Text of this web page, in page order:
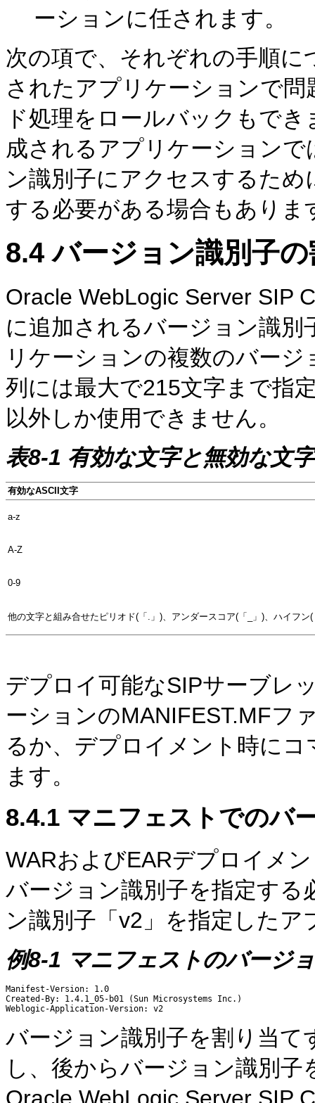
ーションに任されます。
次の項で、それぞれの手順
されたアプリケーションで
ド処理をロールバックもで
成されるアプリケーション
ン識別子にアクセスするため
する必要がある場合もありま
8.4 バージョン識別子の
Oracle WebLogic Server SIP
に追加されるバージョン識
リケーションの複数のバー
列には最大で215文字まで指
以外しか使用できません。
表8-1 有効な文字と無効な文字
有効なASCII文字
a-z
A-Z
0-9
他の文字と組み合せたピリオド(「.」)、アンダースコア(「_」)、ハイフン(
デプロイ可能なSIPサーブレ
ーションのMANIFEST.MFフ
るか、デプロイメント時に
ます。
8.4.1 マニフェストでのバ
WARおよびEARデプロイメ
バージョン識別子を指定する
ン識別子「v2」を指定した
例8-1 マニフェストのバージ
Manifest-Version: 1.0
Created-By: 1.4.1_05-b01 (Sun Microsystems Inc.)
バージョン識別子を割り当
し、後からバージョン識別
Oracle WebLogic Server SIP